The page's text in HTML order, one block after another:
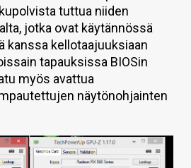
tuttua niiden
jotka ovat käytännössä
kanssa kellotaajuuksiaan
tapauksissa BIOSin
myös avattua
näytönohjainten